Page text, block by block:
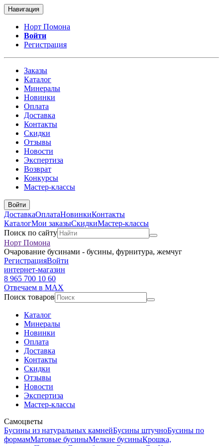
Навигация
Норт Помона
Войти
Регистрация
Заказы
Каталог
Минералы
Новинки
Оплата
Доставка
Контакты
Скидки
Отзывы
Новости
Экспертиза
Возврат
Конкурсы
Мастер-классы
Войти
ДоставкаОплатаНовинкиКонтакты
КаталогМои заказыСкидкиМастер-классы
Поиск по сайту
Норт Помона
Очарование бусинами - бусины, фурнитура, жемчуг
РегистрацияВойти
интернет-магазин
8 965 700 10 60
Отвечаем в MAX
Поиск товаров
Каталог
Минералы
Новинки
Оплата
Доставка
Контакты
Скидки
Отзывы
Новости
Экспертиза
Мастер-классы
Самоцветы
Бусины из натуральных камнейБусины штучноБусины по
формамМатовые бусиныМелкие бусиныКрошка,